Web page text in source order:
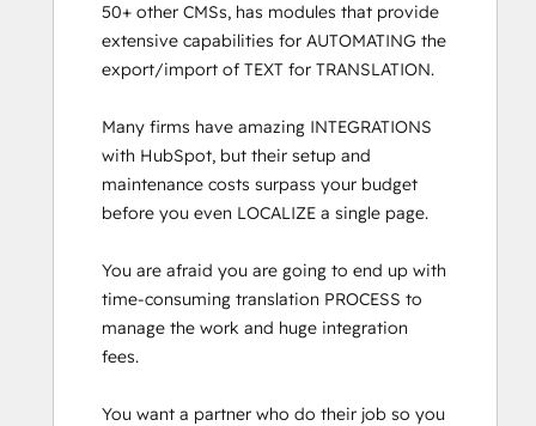
50+ other CMSs, has modules that provide
extensive capabilities for AUTOMATING the
export/import of TEXT for TRANSLATION.
Many firms have amazing INTEGRATIONS
with HubSpot, but their setup and
maintenance costs surpass your budget
before you even LOCALIZE a single page.
You are afraid you are going to end up with
time-consuming translation PROCESS to
manage the work and huge integration
fees.
You want a partner who do their job so you